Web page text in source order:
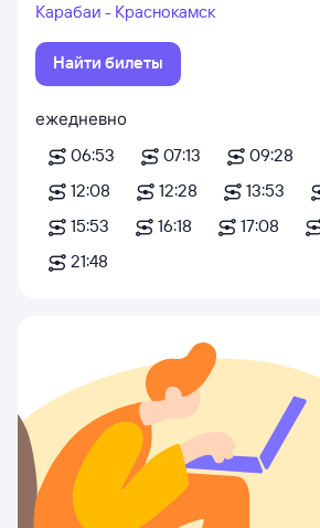
Карабаи - Краснокамск
Найти билеты
ежедневно
06:53
07:13 09:28
12:08
12:28 13:53
15:53
16:18 17:08
21:48